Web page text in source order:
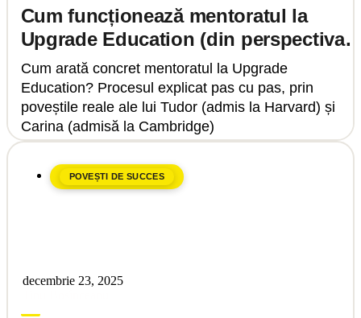
Cum funcționează mentoratul la
Upgrade Education (din perspectiva
unui student)
Cum arată concret mentoratul la Upgrade
Education? Procesul explicat pas cu pas, prin
poveștile reale ale lui Tudor (admis la Harvard) și
Carina (admisă la Cambridge)
POVEȘTI DE SUCCES
decembrie 23, 2025